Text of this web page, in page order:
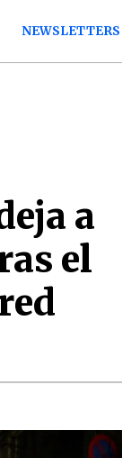
NEWSLETTERS
a
el